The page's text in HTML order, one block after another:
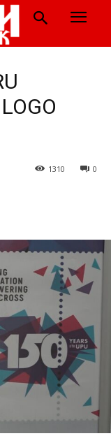
0
1310